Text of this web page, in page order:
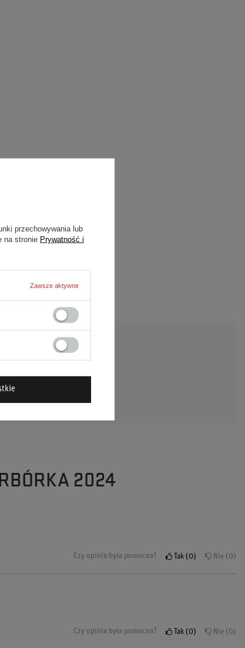
2024
Czy opinia była pomocna? Tak 0 Nie 0
Czy opinia była pomocna? Tak 0 Nie 0
przechowywania lub
na stronie Prywatność i
Zawsze aktywne